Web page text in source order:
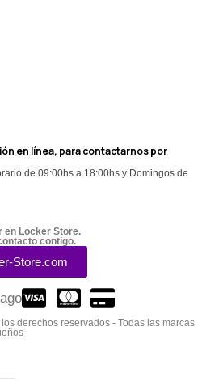
en línea, para contactarnos por
de 09:00hs a 18:00hs y Domingos de
en Locker Store.
contigo.
Store.com
derechos reservados - Todas las marcas